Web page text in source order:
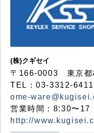
(株)クギセイ
〒166-0003 東京都
TEL：03-3312-
ome-
営業時間：8:30〜17
http://